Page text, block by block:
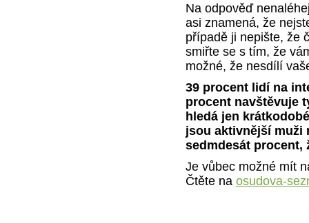
Na odpověď
asi znamená, že
případě ji nepište, že
smiřte se s tím, že
možné, že nesdílí
39 procent lidí na
procent navštěvuje
hledá jen
jsou aktivnější muži
sedmdesát procent,
Je vůbec možné mít
Čtěte na osudova-